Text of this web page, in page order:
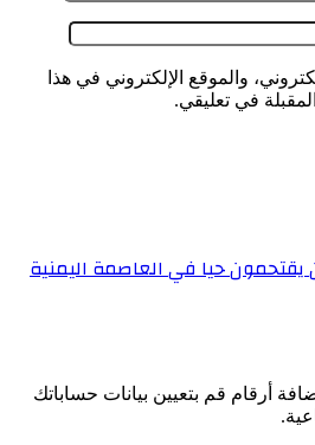
والموقع الإلكتروني في هذا
في تعليقي.
حيا في العاصمة اليمنية
أرقام قم بتعيين بيانات حساباتك